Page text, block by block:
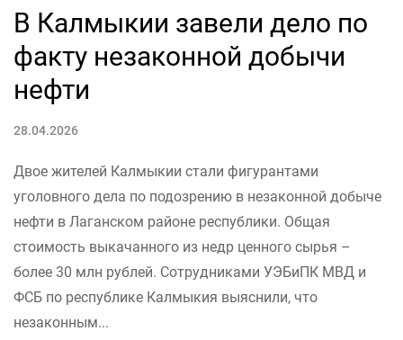
В Калмыкии завели дело по
факту незаконной добычи
нефти
28.04.2026
Двое жителей Калмыкии стали фигурантами
уголовного дела по подозрению в незаконной добыче
нефти в Лаганском районе республики. Общая
стоимость выкачанного из недр ценного сырья –
более 30 млн рублей. Сотрудниками УЭБиПК МВД и
ФСБ по республике Калмыкия выяснили, что
незаконным...